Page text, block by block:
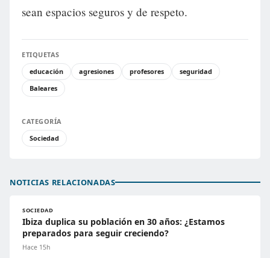
sean espacios seguros y de respeto.
ETIQUETAS
educación
agresiones profesores
seguridad
Baleares
CATEGORÍA
Sociedad
NOTICIAS RELACIONADAS
SOCIEDAD
Ibiza duplica su población en 30 años: ¿Estamos
preparados para seguir creciendo?
Hace 15h